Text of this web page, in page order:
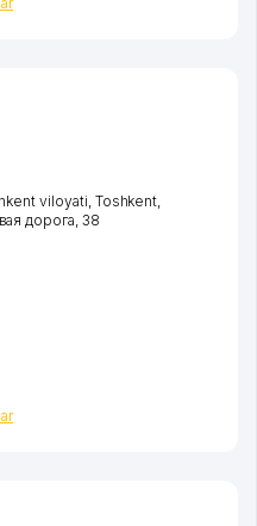
viloyati Toshkent
дорога , 38